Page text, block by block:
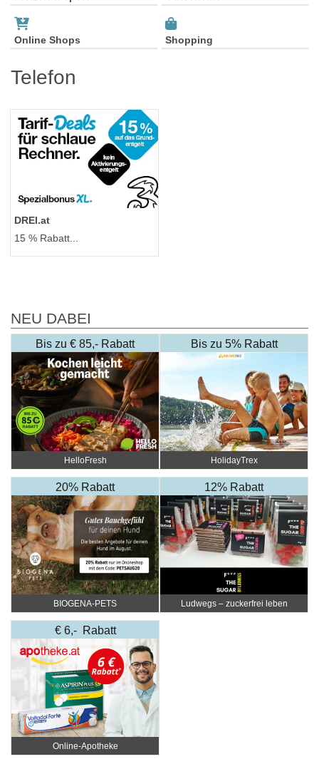
Online Shops Shopping
Telefon
DREI.at
15 % Rabatt...
NEU DABEI
Bis zu € 85,- Rabatt
HelloFresh
Bis zu 5% Rabatt
HolidayTrex
20% Rabatt
BIOGENA-PETS
12% Rabatt
Ludwegs – zuckerfrei leben
€ 6,- Rabatt
Online‑Apotheke